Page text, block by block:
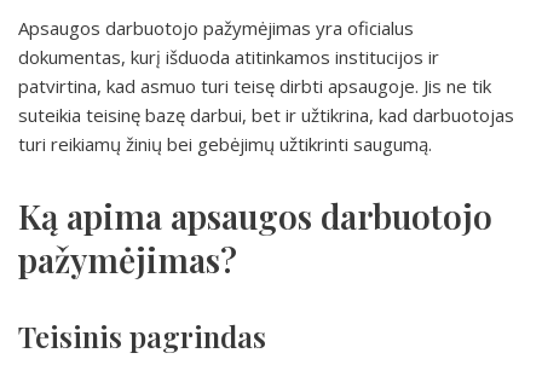
Apsaugos darbuotojo pažymėjimas yra oficialus
dokumentas, kurį išduoda atitinkamos institucijos ir
patvirtina, kad asmuo turi teisę dirbti apsaugoje. Jis ne tik
suteikia teisinę bazę darbui, bet ir užtikrina, kad darbuotojas
turi reikiamų žinių bei gebėjimų užtikrinti saugumą.
Ką apima apsaugos darbuotojo
pažymėjimas?
Teisinis pagrindas